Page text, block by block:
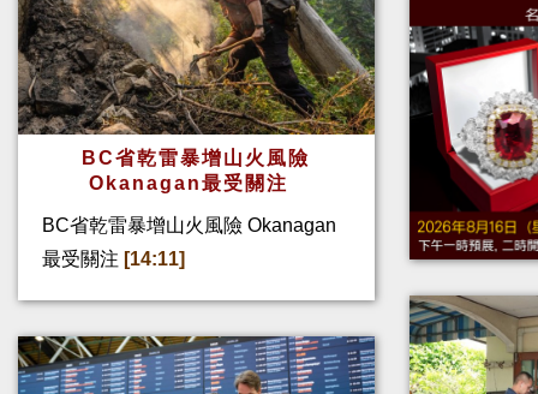
BC省乾雷暴增山火風險
Okanagan最受關注
BC省乾雷暴增山火風險 Okanagan
最受關注 [14:11]